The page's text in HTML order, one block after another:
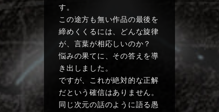
す。
この途方も無い作品の最後を
締めくくるには、
どんな旋律
が、言葉が相応しいのか？
悩みの果てに、その答えを導
き出しました。
ですが、これが絶対的な正解
だという確信はありません。
同じ次元の話のように語る愚